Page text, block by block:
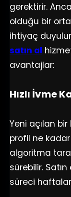
gerektirir.
olduğu bir
ihtiyaç
satın al
avantajlar:
Hızlı İvme
Yeni açılan
profil ne
algoritma
sürebilir.
süreci